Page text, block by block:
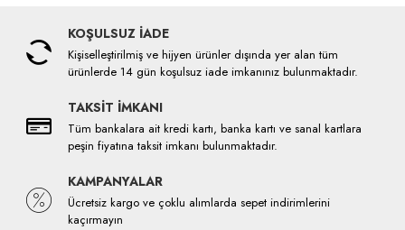
KOŞULSUZ İADE
Kişiselleştirilmiş ve hijyen ürünler dışında yer alan tüm
ürünlerde 14 gün koşulsuz iade imkanınız bulunmaktadır.
TAKSİT İMKANI
Tüm bankalara ait kredi kartı, banka kartı ve sanal kartlara
peşin fiyatına taksit imkanı bulunmaktadır.
KAMPANYALAR
Ücretsiz kargo ve çoklu alımlarda sepet indirimlerini
kaçırmayın